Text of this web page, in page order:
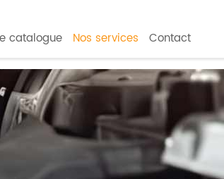
catalogue Nos services Contact